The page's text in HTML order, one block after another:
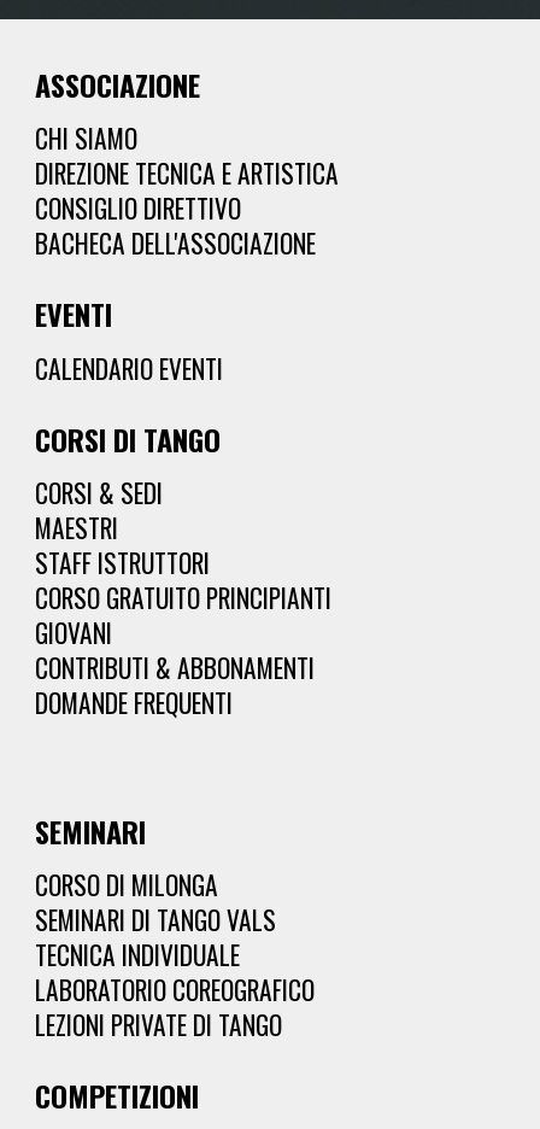
ASSOCIAZIONE
CHI SIAMO
DIREZIONE TECNICA E ARTISTICA
CONSIGLIO DIRETTIVO
BACHECA DELL'ASSOCIAZIONE
EVENTI
CALENDARIO EVENTI
CORSI DI TANGO
CORSI & SEDI
MAESTRI
STAFF ISTRUTTORI
CORSO GRATUITO PRINCIPIANTI
GIOVANI
CONTRIBUTI & ABBONAMENTI
DOMANDE FREQUENTI
SEMINARI
CORSO DI MILONGA
SEMINARI DI TANGO VALS
TECNICA INDIVIDUALE
LABORATORIO COREOGRAFICO
LEZIONI PRIVATE DI TANGO
COMPETIZIONI